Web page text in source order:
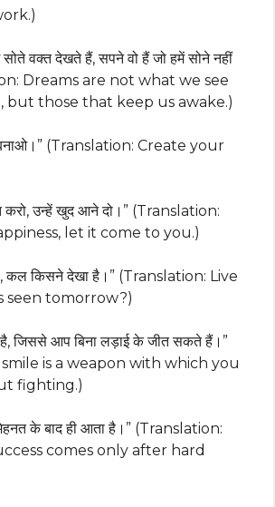
सोते वक्त देखते हैं, सपने वो हैं जो हमें सोने नहीं
Dreams are not what we see
but those that keep us awake.)
बनाओ।” (Translation: Create your
करो, उन्हें खुद आने दो।” (Translation:
let it come to you.)
कल किसने देखा है।” (Translation: Live
seen tomorrow?)
है, जिससे आप बिना लड़ाई के जीत सकते हैं।”
is a weapon with which you
fighting.)
के बाद ही आता है।” (Translation:
comes only after hard